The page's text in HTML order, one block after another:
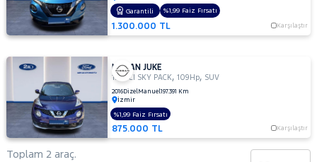
BMC
BMW
BYD
CHERY
CITROEN
CUPRA
DACIA
Fiyat
Aralığı
Model
1.300.000 TL Karşılaştır
Garantili %1,99 Faiz Fırsatı
NISSAN JUKE
1.5 DCI SKY PACK,109Hp, SUV
2016DizelManuel197.391 Km
İzmir
875.000 TL Karşılaştır
%1,99 Faiz Fırsatı
Toplam 2 araç.